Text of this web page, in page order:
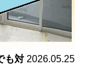
も対 2026.05.25